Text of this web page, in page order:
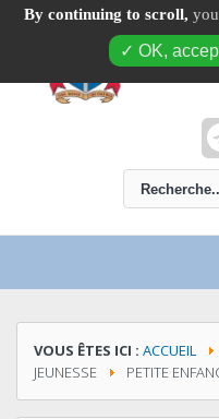
VOUS ÊTES ICI : ACCUEIL
JEUNESSE
PETITE
By continuing to scroll,
✓ OK,